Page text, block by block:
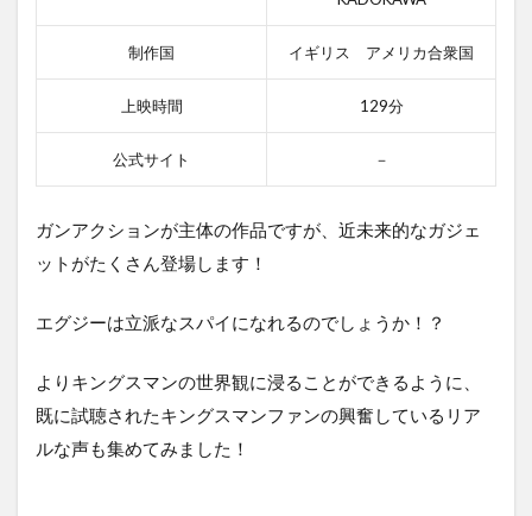
制作国 イギリス アメリカ合衆国
上映時間 129分
公式サイト －
ガンアクションが主体の作品ですが、近未来的なガジェ
ットがたくさん登場します！
エグジーは立派なスパイになれるのでしょうか！？
よりキングスマンの世界観に浸ることができるように、
既に試聴されたキングスマンファンの興奮しているリア
ルな声も集めてみました！